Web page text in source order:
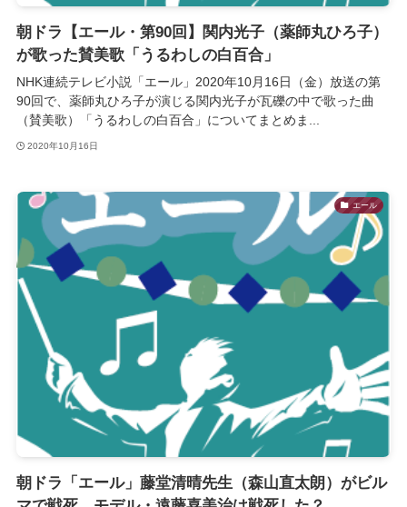
朝ドラ【エール・第90回】関内光子（薬師丸ひろ子）
が歌った賛美歌「うるわしの白百合」
NHK連続テレビ小説「エール」2020年10月16日（金）放送の第
90回で、薬師丸ひろ子が演じる関内光子が瓦礫の中で歌った曲
（賛美歌）「うるわしの白百合」についてまとめま...
2020年10月16日
エール
朝ドラ「エール」藤堂清晴先生（森山直太朗）がビル